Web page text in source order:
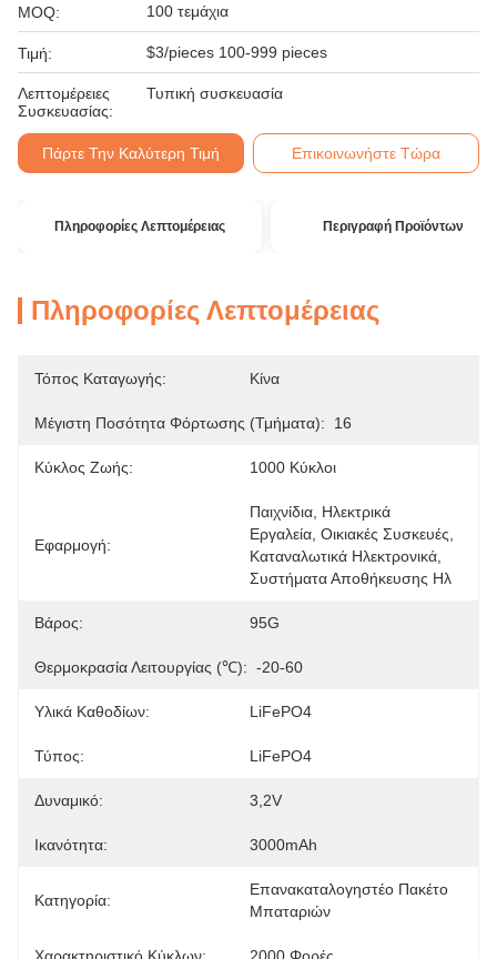
MOQ: 100 τεμάχια
Τιμή: $3/pieces 100-999 pieces
Λεπτομέρειες
Συσκευασίας:
Τυπική συσκευασία
Πάρτε Την Καλύτερη Τιμή Επικοινωνήστε Τώρα
Πληροφορίες Λεπτομέρειας Περιγραφή Προϊόντων
Πληροφορίες Λεπτομέρειας
Τόπος Καταγωγής: Κίνα
Μέγιστη Ποσότητα Φόρτωσης (τμήματα): 16
Κύκλος Ζωής: 1000 Κύκλοι
Εφαρμογή:
Παιχνίδια, Ηλεκτρικά
Εργαλεία, Οικιακές Συσκευές,
Καταναλωτικά Ηλεκτρονικά,
Συστήματα Αποθήκευσης Ηλ
Βάρος: 95G
Θερμοκρασία Λειτουργίας (℃): -20-60
Υλικά Καθοδίων: LiFePO4
Τύπος: LiFePO4
Δυναμικό: 3,2V
Ικανότητα: 3000mAh
Κατηγορία:
Επανακαταλογηστέο Πακέτο
Μπαταριών